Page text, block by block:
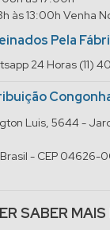
às 13:00h Venha
Pela
24 Horas (11)
Luis, 5644 -
- CEP 04626-
SABER MAIS